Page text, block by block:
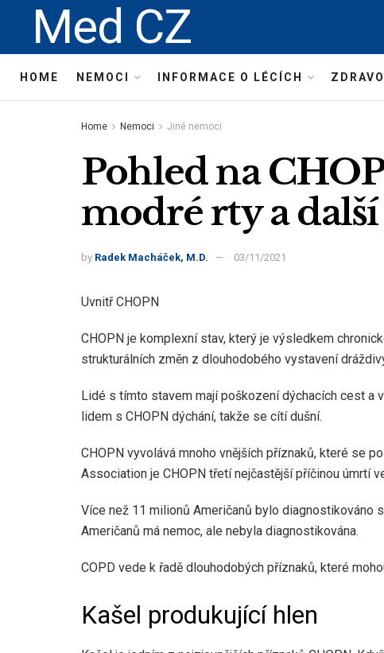
Med CZ
HOME NEMOCI INFORMACE O LÉCÍCH
Home Nemoci Jiné nemoci
Pohled na
modré rty a
by Radek Macháček, M.D. 03/11/2021
Uvnitř CHOPN
CHOPN je komplexní stav, který je výsledkem
strukturálních změn z dlouhodobého vystavení
Lidé s tímto stavem mají poškození dýchacích cest a
lidem s CHOPN dýchání, takže se cítí dušní.
CHOPN vyvolává mnoho vnějších příznaků, které se
Association je CHOPN třetí nejčastější příčinou úmrtí
Více než 11 milionů Američanů bylo diagnostikováno
Američanů má nemoc, ale nebyla diagnostikována.
COPD vede k řadě dlouhodobých příznaků, které
Kašel produkující hlen